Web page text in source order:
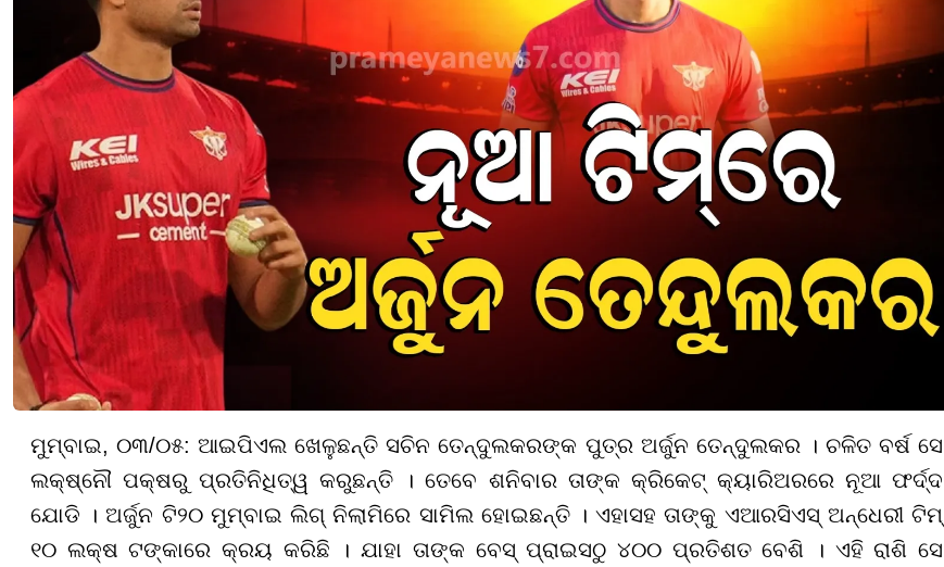
ମୁମ୍ବାଇ, ୦୩/୦୫: ଆଇପିଏଲ ଖେଳୁଛନ୍ତି ସଚିନ ତେନ୍ଦୁଲକରଙ୍କ ପୁତ୍ର ଅର୍ଜୁନ ତେନ୍ଦୁଲକର । ଚଳିତ ବର୍ଷ ସେ
ଲକ୍ଷ୍ନୌ ପକ୍ଷରୁ ପ୍ରତିନିଧିତ୍ୱ କରୁଛନ୍ତି । ତେବେ ଶନିବାର ତାଙ୍କ କ୍ରିକେଟ୍ କ୍ୟାରିଅରରେ ନୂଆ ଫର୍ଦ୍ଦ
ଯୋଡି । ଅର୍ଜୁନ ଟି୨୦ ମୁମ୍ବାଇ ଲିଗ୍ ନିଲାମିରେ ସାମିଲ ହୋଇଛନ୍ତି । ଏହାସହ ତାଙ୍କୁ ଏଆରସିଏସ୍ ଅନ୍ଧେରୀ ଟିମ୍
୧୦ ଲକ୍ଷ ଟଙ୍କାରେ କ୍ରୟ କରିଛି । ଯାହା ତାଙ୍କ ବେସ୍ ପ୍ରାଇସଠୁ ୪୦୦ ପ୍ରତିଶତ ବେଶି । ଏହି ରାଶି ସେ